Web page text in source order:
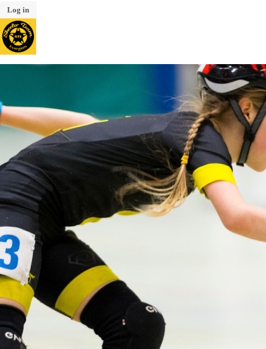
Log in